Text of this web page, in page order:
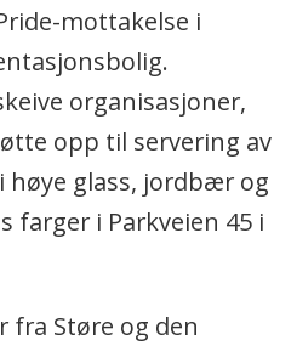
mottakelse i
organisasjoner,
opp til servering av
høye glass, jordbær og
farger i Parkveien 45 i
fra Støre og den